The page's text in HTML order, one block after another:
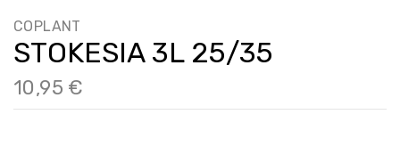
COPLANT
STOKESIA 3L 25/35
10,95 €